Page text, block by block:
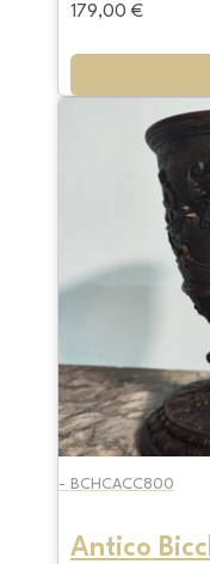
179,00 €
- BCHCACC800
Antico